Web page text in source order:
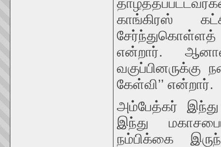
காங்கிரஸ்
என்றார்.
கேள்வி’’ என்றார்.
அம்பேத்கர் இந்து
இந்து
நம்பிக்கை